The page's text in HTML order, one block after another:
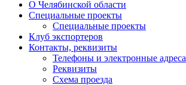
О Челябинской области
Специальные проекты
Специальные проекты
Клуб экспортеров
Контакты, реквизиты
Телефоны и электронные адреса
Реквизиты
Схема проезда